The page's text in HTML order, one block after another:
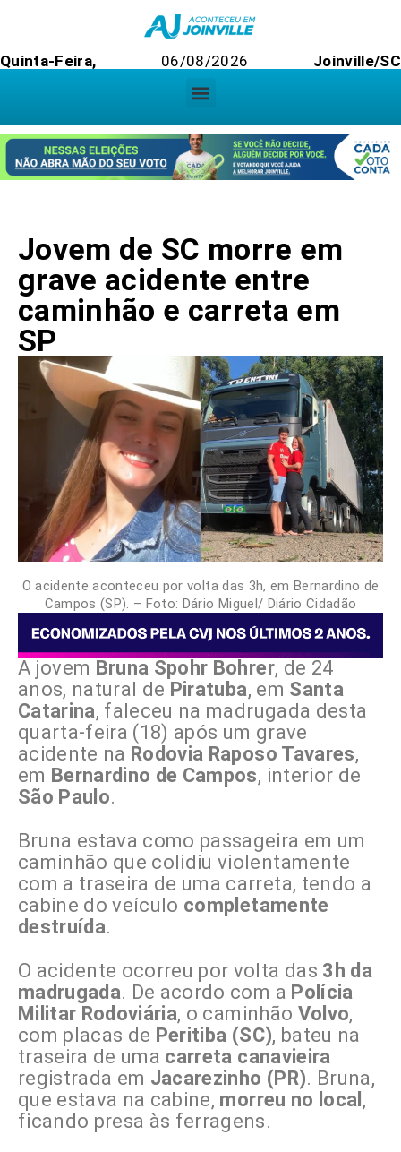
Quinta-Feira, 06/08/2026 Joinville/SC
Jovem de SC morre em
grave acidente entre
caminhão e carreta em
SP
O acidente aconteceu por volta das 3h, em Bernardino de
Campos (SP). – Foto: Dário Miguel/ Diário Cidadão
A jovem Bruna Spohr Bohrer, de 24
anos, natural de Piratuba, em Santa
Catarina, faleceu na madrugada desta
quarta-feira (18) após um grave
acidente na Rodovia Raposo Tavares,
em Bernardino de Campos, interior de
São Paulo.
Bruna estava como passageira em um
caminhão que colidiu violentamente
com a traseira de uma carreta, tendo a
cabine do veículo completamente
destruída.
O acidente ocorreu por volta das 3h da
madrugada. De acordo com a Polícia
Militar Rodoviária, o caminhão Volvo,
com placas de Peritiba (SC), bateu na
traseira de uma carreta canavieira
registrada em Jacarezinho (PR). Bruna,
que estava na cabine, morreu no local ,
ficando presa às ferragens.